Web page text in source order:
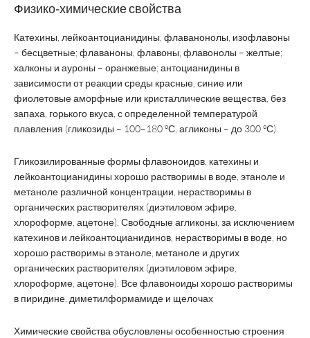
Физико-химические свойства
Катехины, лейкоантоцианидины, флаванонолы, изофлавоны
– бесцветные; флаваноны, флавоны, флавонолы – желтые;
халконы и ауроны – оранжевые; антоцианидины в
зависимости от реакции среды красные, синие или
фиолетовые аморфные или кристаллические вещества, без
запаха, горького вкуса, с определенной температурой
плавления (гликозиды – 100–180 ºС, агликоны – до 300 ºС).
Гликозилированные формы флавоноидов, катехины и
лейкоантоцианидины хорошо растворимы в воде, этаноле и
метаноле различной концентрации, нерастворимы в
органических растворителях (диэтиловом эфире,
хлороформе, ацетоне). Свободные агликоны, за исключением
катехинов и лейкоантоцианидинов, нерастворимы в воде, но
хорошо растворимы в этаноле, метаноле и других
органических растворителях (диэтиловом эфире,
хлороформе, ацетоне). Все флавоноиды хорошо растворимы
в пиридине, диметилформамиде и щелочах
Химические свойства обусловлены особенностью строения